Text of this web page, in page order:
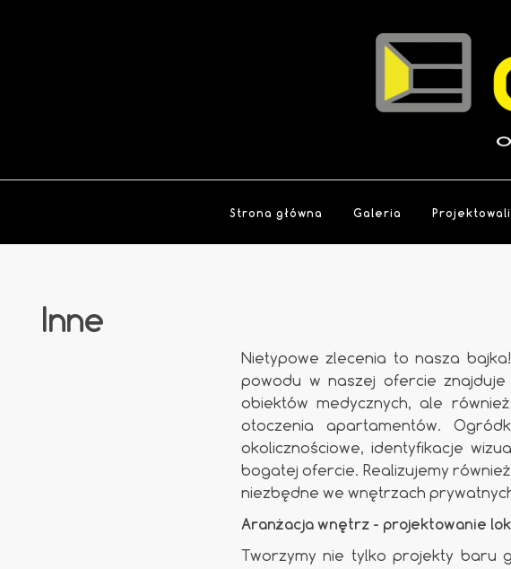
Strona główna Galeria
Inne
Nietypowe zlecenia to nasza
powodu w naszej ofercie
obiektów medycznych, ale
otoczenia apartamentów.
okolicznościowe, identyfikacje
bogatej ofercie. Realizujemy
niezbędne we wnętrzach
Aranżacja wnętrz - projektowanie
Tworzymy nie tylko projekty baru